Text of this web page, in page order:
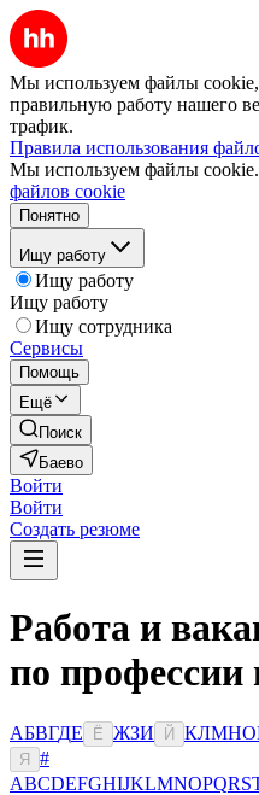
Мы используем файлы cookie,
правильную работу нашего
трафик.
Правила использования
Мы используем файлы cookie.
файлов cookie
Понятно
Ищу работу
Ищу работу
Ищу работу
Ищу сотрудника
Сервисы
Помощь
Ещё
Поиск
Баево
Войти
Войти
Создать резюме
Работа и
по профессии
АБВГДЕ Ё ЖЗИ Й КЛМНО
Я
#
ABCDEFGHIJKLMNOPQRS